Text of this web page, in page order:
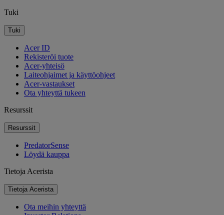
Tuki
Tuki
Acer ID
Rekisteröi tuote
Acer-yhteisö
Laiteohjaimet ja käyttöohjeet
Acer-vastaukset
Ota yhteyttä tukeen
Resurssit
Resurssit
PredatorSense
Löydä kauppa
Tietoja Acerista
Tietoja Acerista
Ota meihin yhteyttä